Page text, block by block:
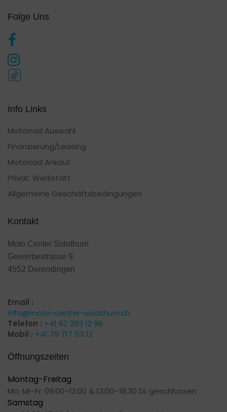
Folge Uns
Info Links
Motorrad Auswahl
Finanzierung/Leasing
Motorrad Ankauf
Privat: Werkstatt
Allgemeine Geschäftsbedingungen
Kontakt
Moto Center Solothurn
Gewerbestrasse 9
4552 Derendingen
Email :
info@moto-center-solothurn.ch
Telefon : +41 62 393 12 96
Mobil : +41 79 717 53 12
Öffnungszeiten
Montag-Freitag
Mo, Mi–Fr: 09:00–12:00 & 13:00–18:30 Di: geschlossen
Samstag